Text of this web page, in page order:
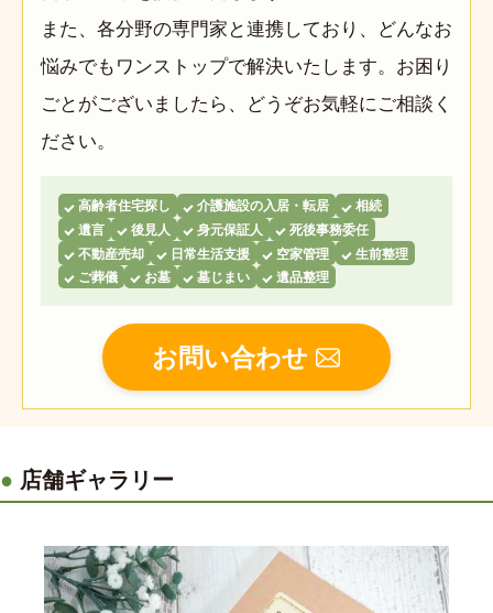
また、各分野の専門家と連携しており、どんなお
悩みでもワンストップで解決いたします。お困り
ごとがございましたら、どうぞお気軽にご相談く
ださい。
高齢者住宅探し 介護施設の入居・転居
相続
遺言
後見人 身元保証人
死後事務委任
不動産売却
日常生活支援 空家管理
生前整理
ご葬儀
お墓 墓じまい 遺品整理
お問い合わせ
店舗ギャラリー